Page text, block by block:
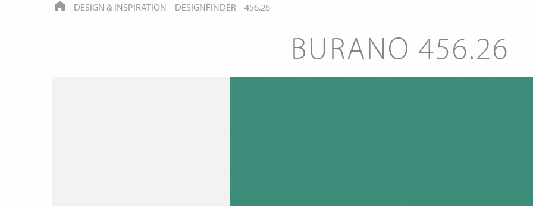
HOME
– DESIGN & INSPIRATION – DESIGNFINDER –456.26
BURANO 456.26